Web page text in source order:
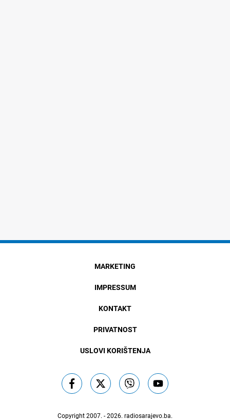
MARKETING
IMPRESSUM
KONTAKT
PRIVATNOST
USLOVI KORIŠTENJA
Copyright 2007. - 2026. radiosarajevo.ba.